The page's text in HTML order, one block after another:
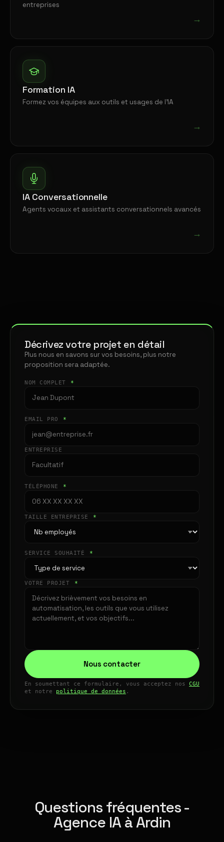
entreprises
→
Formation IA
Formez vos équipes aux outils et usages de l'IA
→
IA Conversationnelle
Agents vocaux et assistants conversationnels avancés
→
Décrivez votre projet en détail
Plus nous en savons sur vos besoins, plus notre
proposition sera adaptée.
NOM COMPLET *
EMAIL PRO *
ENTREPRISE
TÉLÉPHONE *
TAILLE ENTREPRISE *
SERVICE SOUHAITÉ *
VOTRE PROJET *
Nous contacter
En soumettant ce formulaire, vous acceptez nos CGU
et notre politique de données .
Questions fréquentes -
Agence IA à Ardin